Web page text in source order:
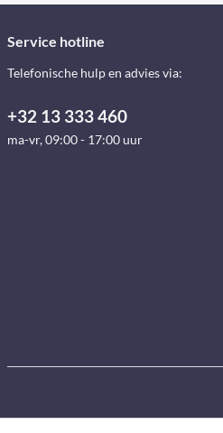
Service hotline
Telefonische hulp en advies via:
+32 13 333 460
ma-vr, 09:00 - 17:00 uur